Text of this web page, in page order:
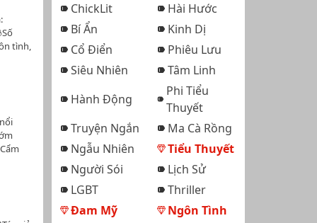
tình,
ChickLit
Hài Hước
Bí Ẩn
Kinh Dị
Cổ Điển
Phiêu Lưu
Siêu Nhiên
Tâm Linh
Hành Động
Phi Tiểu
Thuyết
Truyện Ngắn
Ma Cà Rồng
Ngẫu Nhiên
Tiểu Thuyết
Người Sói
Lịch Sử
LGBT
Thriller
Đam Mỹ
Ngôn Tình